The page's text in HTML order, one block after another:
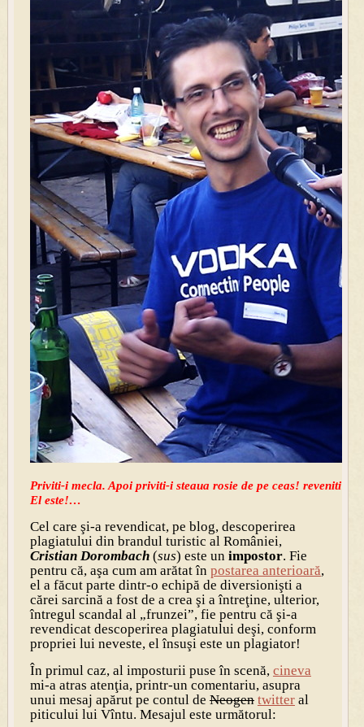
Priviti-i mecla. Apoi priviti-i steaua rosie de pe ceas! reveniti
El este!…
Cel care şi-a revendicat, pe blog, descoperirea
plagiatului din brandul turistic al României,
Cristian Dorombach(sus) este un impostor. Fie
pentru că, aşa cum am arătat în postarea anterioară,
el a făcut parte dintr-o echipă de diversionişti a
cărei sarcină a fost de a crea şi a întreţine, ulterior,
întregul scandal al „frunzei”, fie pentru că şi-a
revendicat descoperirea plagiatului deşi, conform
propriei lui neveste, el însuşi este un plagiator!
În primul caz, al imposturii puse în scenă, cineva
mi-a atras atenţia, printr-un comentariu, asupra
unui mesaj apărut pe contul de Neogen twitteral
piticului lui Vîntu. Mesajul este următorul: